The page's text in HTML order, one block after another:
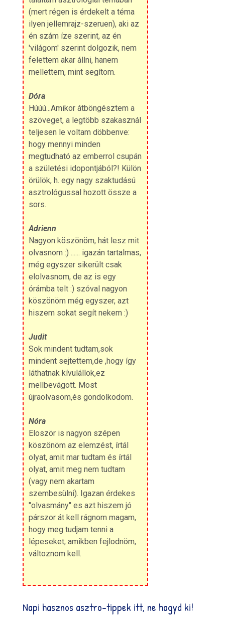
(mert régen is érdekelt a téma
ilyen jellemrajz-szeruen), aki az
én szám íze szerint, az én
'világom' szerint dolgozik, nem
felettem akar állni, hanem
mellettem, mint segítom.
Dóra
Húúú...Amikor átböngésztem a
szöveget, a legtöbb szakasznál
teljesen le voltam döbbenve:
hogy mennyi minden
megtudható az emberrol csupán
a születési idopontjából?! Külön
örülök, h. egy nagy szaktudású
asztrológussal hozott össze a
sors.
Adrienn
Nagyon köszönöm, hát lesz mit
olvasnom :) ...... igazán tartalmas,
még egyszer sikerült csak
elolvasnom, de az is egy
órámba telt :) szóval nagyon
köszönöm még egyszer, azt
hiszem sokat segít nekem :)
Judit
Sok mindent tudtam,sok
mindent sejtettem,de ,hogy így
láthatnak kívulállok,ez
mellbevágott. Most
újraolvasom,és gondolkodom.
Nóra
Eloször is nagyon szépen
köszönöm az elemzést, írtál
olyat, amit mar tudtam és írtál
olyat, amit meg nem tudtam
(vagy nem akartam
szembesülni). Igazan érdekes
"olvasmány" es azt hiszem jó
párszor át kell rágnom magam,
hogy meg tudjam tenni a
lépeseket, amikben fejlodnöm,
változnom kell.
Napi hasznos asztro-tippek itt, ne hagyd ki!